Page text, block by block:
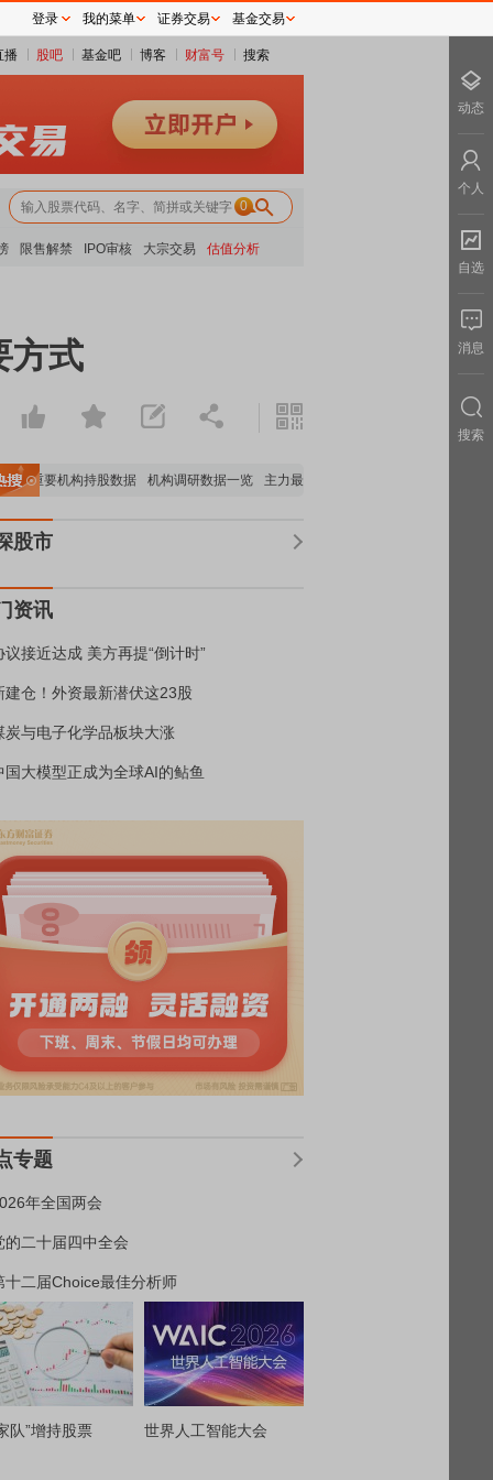
播 股吧 基金吧 博客 财富号 搜索
0
限售解禁 IPO审核 大宗交易 估值分析
方式
重要机构持股数据 机构调研数据一览 主力最新动向
股市
资讯
议接近达成 美方再提“倒计时”
建仓！外资最新潜伏这23股
炭与电子化学品板块大涨
国大模型正成为全球AI的鲇鱼
专题
年全国两会
的二十届四中全会
十二届Choice最佳分析师
队”增持股票 世界人工智能大会
登录 我的菜单 证券交易 基金交易
动态
个人
自选
消息
搜索